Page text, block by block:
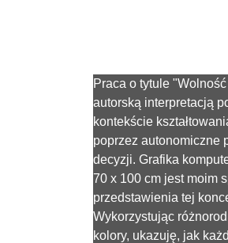
Praca o tytule
autorską interpretacją
kontekście
poprzez autonomiczne
decyzji. Grafika
70 x 100 cm jest moim
przedstawienia tej
Wykorzystując
kolory, ukazuję, jak